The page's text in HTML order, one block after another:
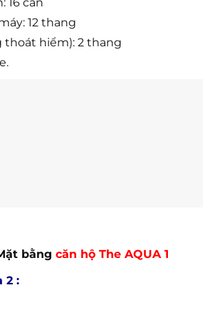
12 thang
thoát hiểm): 2 thang
bằng căn hộ The AQUA 1
2 :